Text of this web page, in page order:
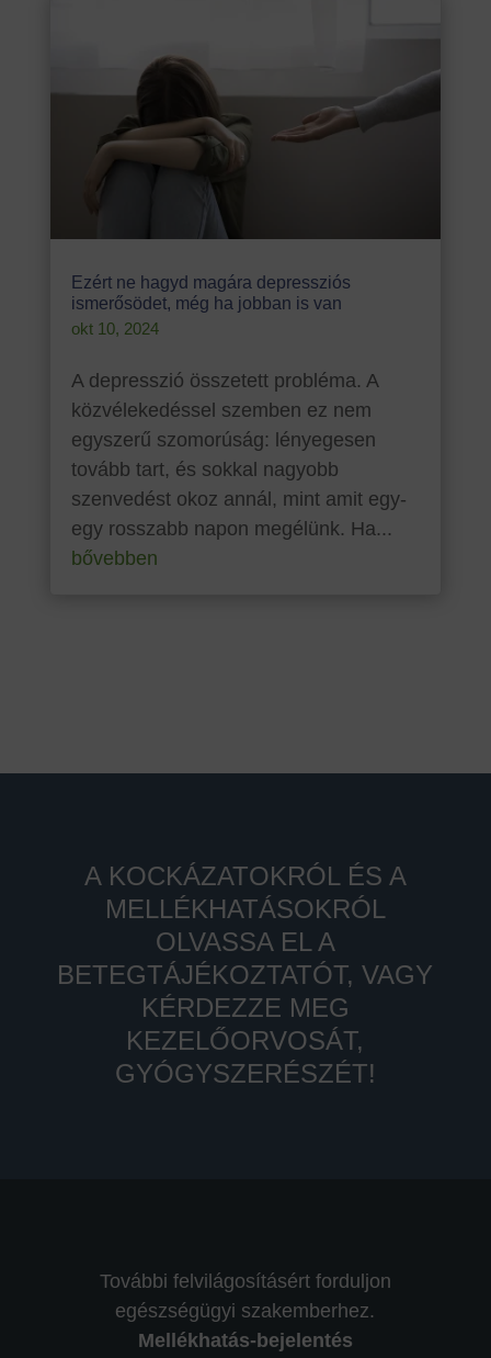
Ezért ne hagyd magára depressziós
ismerősödet, még ha jobban is van
okt 10, 2024
A depresszió összetett probléma. A
közvélekedéssel szemben ez nem
egyszerű szomorúság: lényegesen
tovább tart, és sokkal nagyobb
szenvedést okoz annál, mint amit egy-
egy rosszabb napon megélünk. Ha...
bővebben
A KOCKÁZATOKRÓL ÉS A
MELLÉKHATÁSOKRÓL
OLVASSA EL A
BETEGTÁJÉKOZTATÓT, VAGY
KÉRDEZZE MEG
KEZELŐORVOSÁT,
GYÓGYSZERÉSZÉT!
További felvilágosításért forduljon
egészségügyi szakemberhez.
Mellékhatás-bejelentés